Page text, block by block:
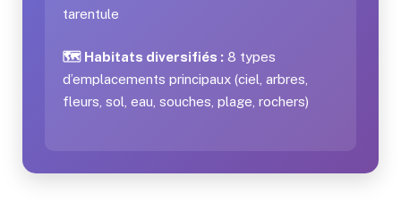
tarentule
🗺️ Habitats diversifiés : 8 types
d’emplacements principaux (ciel, arbres,
fleurs, sol, eau, souches, plage, rochers)